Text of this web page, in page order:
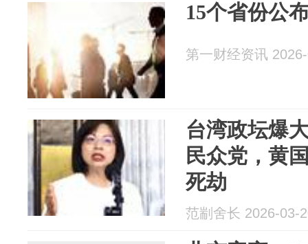
15个省份公
第一财经资讯
台湾政坛爆
民众党，黄
死劫
范剬舍长 2026-03-